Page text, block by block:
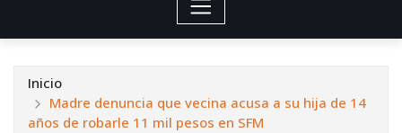
Inicio
Madre denuncia que vecina acusa a su hija de 14
años de robarle 11 mil pesos en SFM